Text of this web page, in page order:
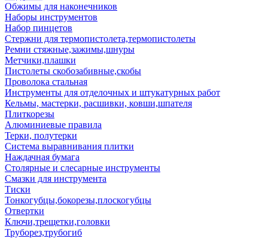
Обжимы для наконечников
Наборы инструментов
Набор пинцетов
Стержни для термопистолета,термопистолеты
Ремни стяжные,зажимы,шнуры
Метчики,плашки
Пистолеты скобозабивные,скобы
Проволока стальная
Инструменты для отделочных и штукатурных работ
Кельмы, мастерки, расшивки, ковши,шпателя
Плиткорезы
Алюминиевые правила
Терки, полутерки
Система выравнивания плитки
Наждачная бумага
Столярные и слесарные инструменты
Смазки для инструмента
Тиски
Тонкогубцы,бокорезы,плоскогубцы
Отвертки
Ключи,трещетки,головки
Труборез,трубогиб